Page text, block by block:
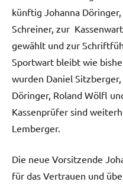
künftig Johanna
Schreiner, zur
gewählt und zur
Sportwart bleibt wie
wurden Daniel
Döringer, Roland Wölfl
Kassenprüfer sind
Lemberger.
Die neue Vorsitzende
für das Vertrauen und